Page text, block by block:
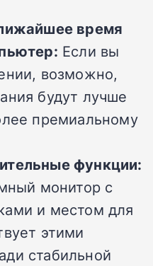
время
Если вы
возможно,
будут лучше
премиальному
функции:
монитор с
и местом для
этими
стабильной